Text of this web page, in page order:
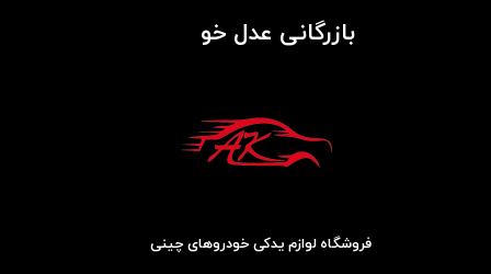
بازرگانی عدل خو
فروشگاه لوازم یدکی خودروهای چینی